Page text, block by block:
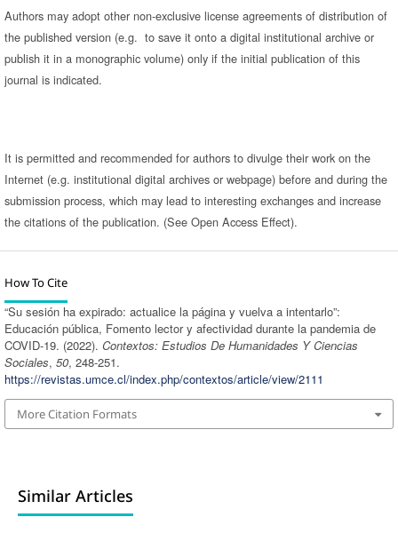
Authors may adopt other non-exclusive license agreements of distribution of
the published version (e.g. to save it onto a digital institutional archive or
publish it in a monographic volume) only if the initial publication of this
journal is indicated.
It is permitted and recommended for authors to divulge their work on the
Internet (e.g. institutional digital archives or webpage) before and during the
submission process, which may lead to interesting exchanges and increase
the citations of the publication. (See Open Access Effect).
How To Cite
“Su sesión ha expirado: actualice la página y vuelva a intentarlo”:
Educación pública, Fomento lector y afectividad durante la pandemia de
COVID-19. (2022). Contextos: Estudios De Humanidades Y Ciencias
Sociales, 50, 248-251.
https://revistas.umce.cl/index.php/contextos/article/view/2111
More Citation Formats
Similar Articles